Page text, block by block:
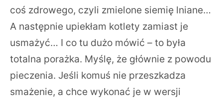
coś zdrowego, czyli zmielone siemię lniane…
A następnie upiekłam kotlety zamiast je
usmażyć… I co tu dużo mówić – to była
totalna porażka. Myślę, że głównie z powodu
pieczenia. Jeśli komuś nie przeszkadza
smażenie, a chce wykonać je w wersji